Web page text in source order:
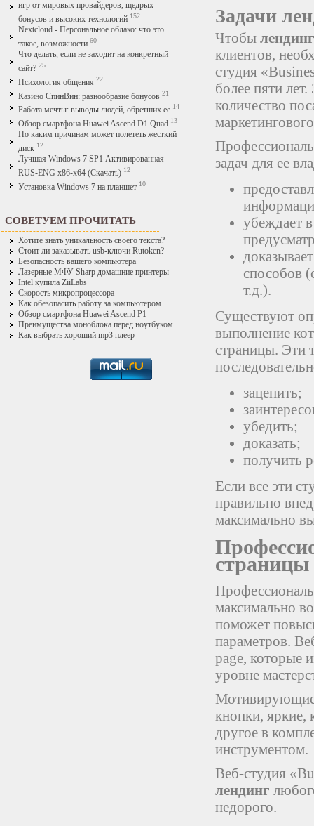
игр от мировых провайдеров, щедрых
бонусов и высоких технологий 152
Nextcloud - Персональное облако: что это
такое, возможности 60
Что делать, если не заходит на конкретный
сайт? 25
Психология общения 22
Казино СпинВин: разнообразие бонусов 21
Работа мечты: выводы людей, обретших ее 14
Обзор смартфона Huawei Ascend D1 Quad 13
По каким причинам может полететь жесткий
диск 12
Лучшая Windows 7 SP1 Активированная
RUS-ENG x86-x64 (Скачать) 12
Установка Windows 7 на планшет 10
СОВЕТУЕМ ПРОЧИТАТЬ
Хотите знать уникальность своего текста?
Стоит ли заказывать usb-ключи Rutoken?
Безопасность вашего компьютера
Лазерные МФУ Sharp домашние принтеры
Intel купила ZiiLabs
Скорость микропроцессора
Как обезопасить работу за компьютером
Обзор смартфона Huawei Ascend P1
Преимущества моноблока перед ноутбуком
Как выбрать хороший mp3 плеер
Задачи
Чтобы
клиентов,
студия
более пяти
количество
задач для ее
убеждает
способов
т.д.).
Существуют
выполнение
страницы. Эти
зацепить;
убедить;
доказать;
получить
Если все эти
правильно
максимально
страницы
максимально
поможет
параметров.
page, которые
уровне
Мотивирующие
кнопки, яркие,
другое в
инструментом.
Веб-студия
лендинг
недорого.